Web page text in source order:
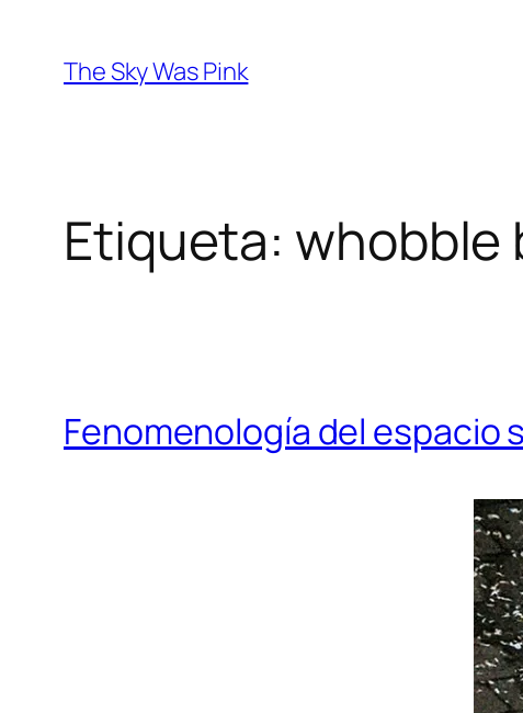
contenido
The Sky Was Pink
Etiqueta: whobble
Fenomenología del espacio